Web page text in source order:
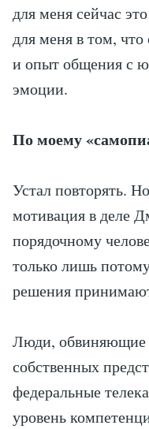
для меня сейчас
для меня в том,
и опыт общения с
эмоции.
По моему
Устал повторять.
мотивация в деле
порядочному
только лишь
решения
Люди, обвиняющие
собственных
федеральные
уровень